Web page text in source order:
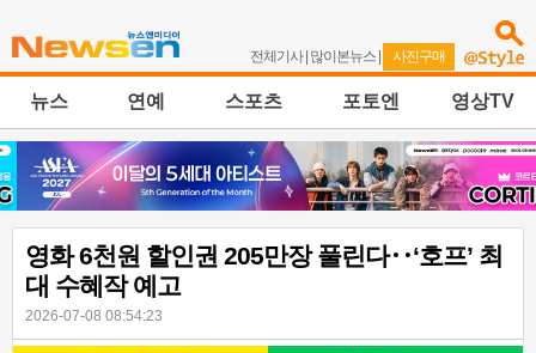
전체기사| 많이본뉴스 | 사진구매
뉴스 연예 스포츠 포토엔 영상TV
영화 6천원 할인권 205만장 풀린다‥‘호프’ 최
대 수혜작 예고
2026-07-08 08:54:23